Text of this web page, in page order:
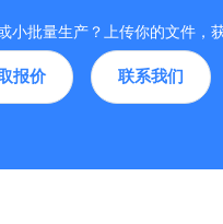
小批量生产？上传你的文件，
报价 联系我们